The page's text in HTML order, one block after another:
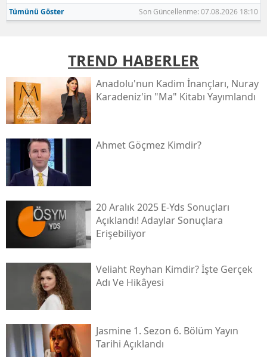
Tümünü Göster Son Güncellenme: 07.08.2026 18:10
TREND HABERLER
Anadolu'nun Kadim İnançları, Nuray
Karadeniz'in "ma" Kitabı Yayımlandı
Ahmet Göçmez Kimdir?
20 Aralık 2025 E-Yds Sonuçları
Açıklandı! Adaylar Sonuçlara
Erişebiliyor
Veliaht Reyhan Kimdir? İşte Gerçek
Adı Ve Hikâyesi
Jasmine 1. Sezon 6. Bölüm Yayın
Tarihi Açıklandı